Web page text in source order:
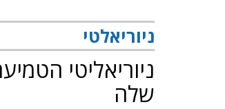
ניוריאלטי
ניוריאליטי
שלה